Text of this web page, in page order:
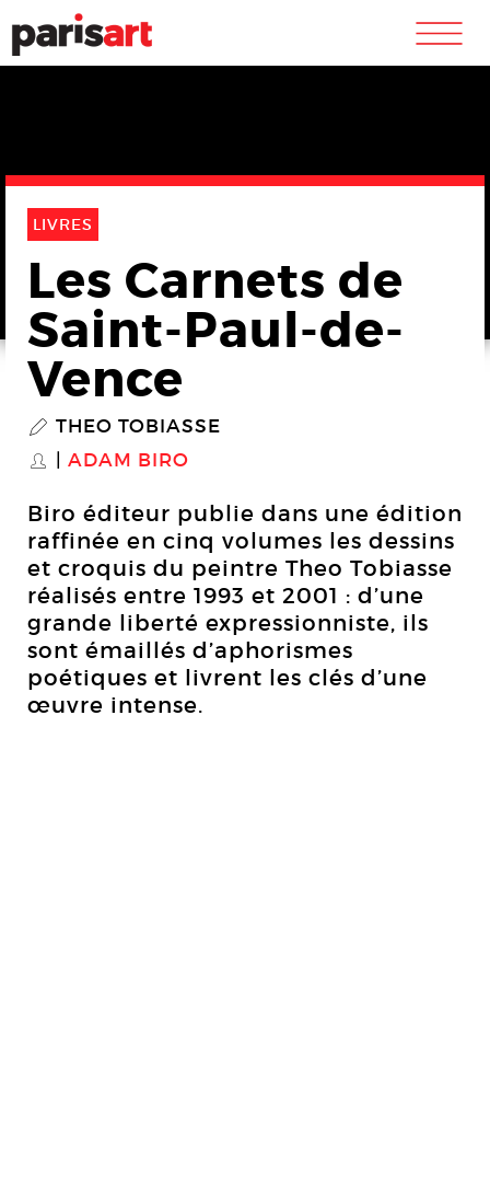
m
LIVRES
Les Carnets de
Saint-Paul-de-
Vence
P THEO TOBIASSE
S ADAM BIRO
Biro éditeur publie dans une édition
raffinée en cinq volumes les dessins
et croquis du peintre Theo Tobiasse
réalisés entre 1993 et 2001 : d’une
grande liberté expressionniste, ils
sont émaillés d’aphorismes
poétiques et livrent les clés d’une
œuvre intense.